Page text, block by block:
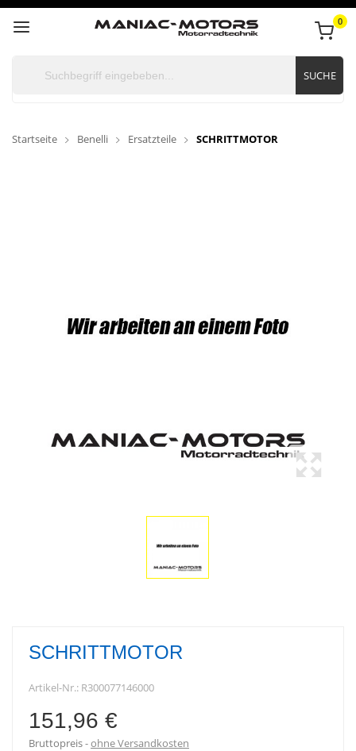
0
SUCHE
Startseite Benelli Ersatzteile SCHRITTMOTOR
SCHRITTMOTOR
Artikel-Nr.: R300077146000
151,96 €
Bruttopreis ohne Versandkosten